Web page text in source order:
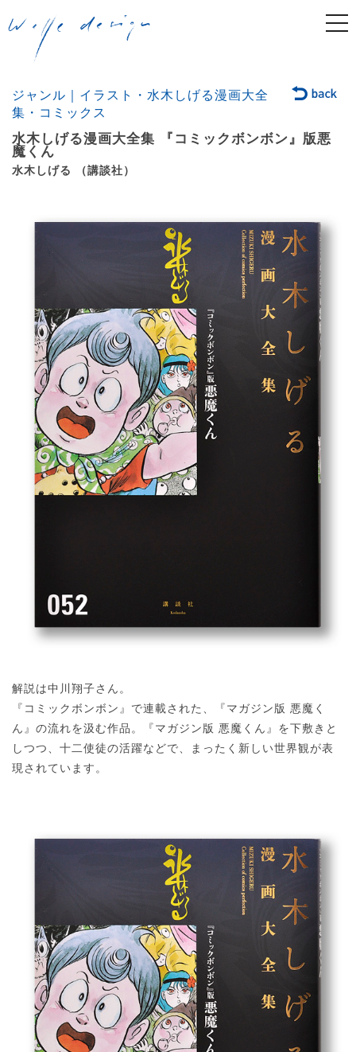
ジャンル｜イラスト・水木しげる漫画大全
集・コミックス
水木しげる漫画大全集 『コミックボンボン』版悪
魔くん
水木しげる （講談社）
解説は中川翔子さん。
『コミックボンボン』で連載された、『マガジン版 悪魔く
ん』の流れを汲む作品。『マガジン版 悪魔くん』を下敷きと
しつつ、十二使徒の活躍などで、まったく新しい世界観が表
現されています。